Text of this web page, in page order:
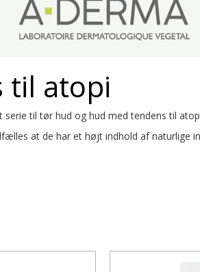
til atopi
serie til tør hud og hud med tendens til
at de har et højt indhold af naturlige